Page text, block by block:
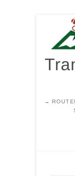
springen
→